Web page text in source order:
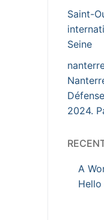
Saint-
Seine
2024.
A